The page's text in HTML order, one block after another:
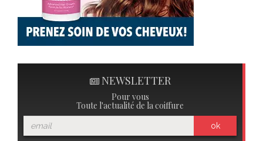
NEWSLETTER
Pour vous
Toute l'actualité de la coiffure
ok